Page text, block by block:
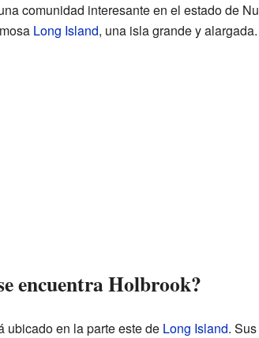
comunidad interesante en el estado de
Long Island, una isla grande y alargada.
encuentra Holbrook?
ubicado en la parte este de Long Island.